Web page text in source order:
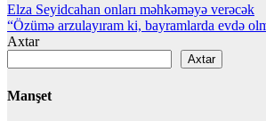
Yazı
naviqasiyası
Elza Seyidcahan onları məhkəməyə verəcək
“Özümə arzulayıram ki, bayramlarda evdə
Axtar
Axtar
Manşet